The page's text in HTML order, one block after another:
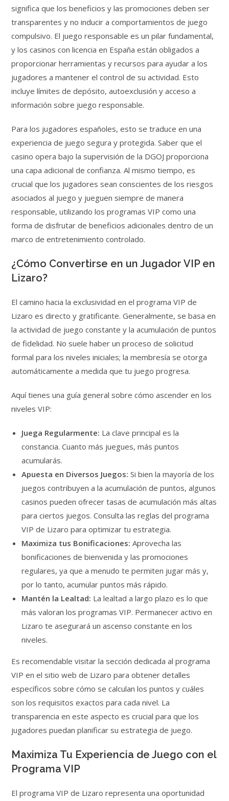
significa que los beneficios y las promociones deben ser
transparentes y no inducir a comportamientos de juego
compulsivo. El juego responsable es un pilar fundamental,
y los casinos con licencia en España están obligados a
proporcionar herramientas y recursos para ayudar a los
jugadores a mantener el control de su actividad. Esto
incluye límites de depósito, autoexclusión y acceso a
información sobre juego responsable.
Para los jugadores españoles, esto se traduce en una
experiencia de juego segura y protegida. Saber que el
casino opera bajo la supervisión de la DGOJ proporciona
una capa adicional de confianza. Al mismo tiempo, es
crucial que los jugadores sean conscientes de los riesgos
asociados al juego y jueguen siempre de manera
responsable, utilizando los programas VIP como una
forma de disfrutar de beneficios adicionales dentro de un
marco de entretenimiento controlado.
¿Cómo Convertirse en un Jugador VIP en
Lizaro?
El camino hacia la exclusividad en el programa VIP de
Lizaro es directo y gratificante. Generalmente, se basa en
la actividad de juego constante y la acumulación de puntos
de fidelidad. No suele haber un proceso de solicitud
formal para los niveles iniciales; la membresía se otorga
automáticamente a medida que tu juego progresa.
Aquí tienes una guía general sobre cómo ascender en los
niveles VIP:
Juega Regularmente: La clave principal es la
constancia. Cuanto más juegues, más puntos
acumularás.
Apuesta en Diversos Juegos: Si bien la mayoría de los
juegos contribuyen a la acumulación de puntos, algunos
casinos pueden ofrecer tasas de acumulación más altas
para ciertos juegos. Consulta las reglas del programa
VIP de Lizaro para optimizar tu estrategia.
Maximiza tus Bonificaciones: Aprovecha las
bonificaciones de bienvenida y las promociones
regulares, ya que a menudo te permiten jugar más y,
por lo tanto, acumular puntos más rápido.
Mantén la Lealtad: La lealtad a largo plazo es lo que
más valoran los programas VIP. Permanecer activo en
Lizaro te asegurará un ascenso constante en los
niveles.
Es recomendable visitar la sección dedicada al programa
VIP en el sitio web de Lizaro para obtener detalles
específicos sobre cómo se calculan los puntos y cuáles
son los requisitos exactos para cada nivel. La
transparencia en este aspecto es crucial para que los
jugadores puedan planificar su estrategia de juego.
Maximiza Tu Experiencia de Juego con el
Programa VIP
El programa VIP de Lizaro representa una oportunidad